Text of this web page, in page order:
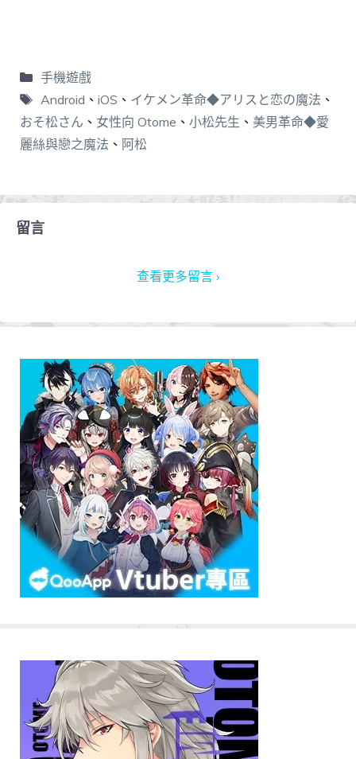
手機遊戲
Android 、 iOS 、 イケメン革命◆アリスと恋の魔法 、
おそ松さん 、 女性向 Otome 、 小松先生 、 美男革命◆愛
麗絲與戀之魔法 、 阿松
留言
查看更多留言 ›